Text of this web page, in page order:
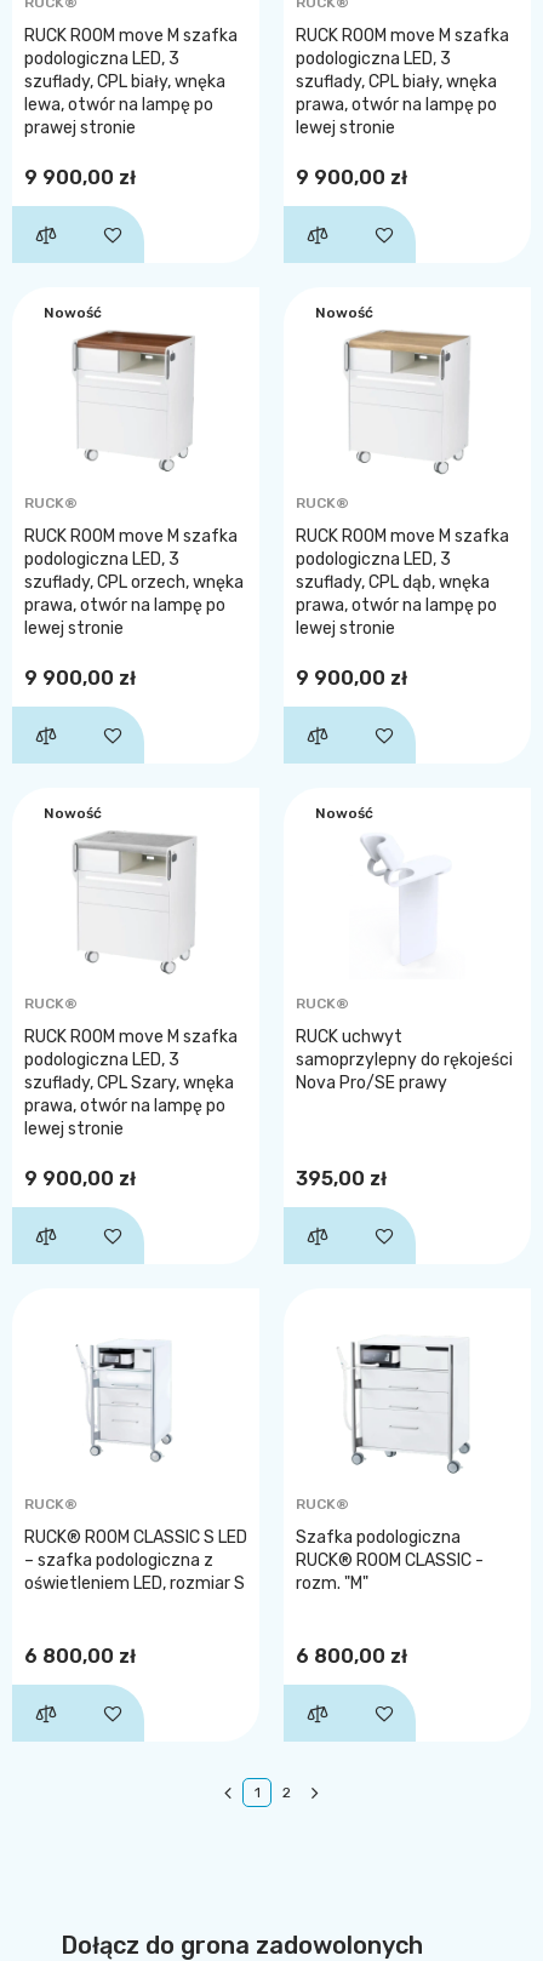
RUCK ROOM move M szafka
podologiczna LED, 3
szuflady, CPL biały, wnęka
lewa, otwór na lampę po
prawej stronie
9 900,00 zł
RUCK ROOM move M szafka
podologiczna LED, 3
szuflady, CPL biały, wnęka
prawa, otwór na lampę po
lewej stronie
9 900,00 zł
Nowość
RUCK®
RUCK ROOM move M szafka
podologiczna LED, 3
szuflady, CPL orzech, wnęka
prawa, otwór na lampę po
lewej stronie
9 900,00 zł
Nowość
RUCK®
RUCK ROOM move M szafka
podologiczna LED, 3
szuflady, CPL dąb, wnęka
prawa, otwór na lampę po
lewej stronie
9 900,00 zł
Nowość
RUCK®
RUCK ROOM move M szafka
podologiczna LED, 3
szuflady, CPL Szary, wnęka
prawa, otwór na lampę po
lewej stronie
9 900,00 zł
Nowość
RUCK®
RUCK uchwyt
samoprzylepny do rękojeści
Nova Pro/SE prawy
395,00 zł
RUCK®
RUCK® ROOM CLASSIC S LED
– szafka podologiczna z
oświetleniem LED, rozmiar S
6 800,00 zł
RUCK®
Szafka podologiczna
RUCK® ROOM CLASSIC -
rozm. "M"
6 800,00 zł
1 2
Dołącz do grona zadowolonych